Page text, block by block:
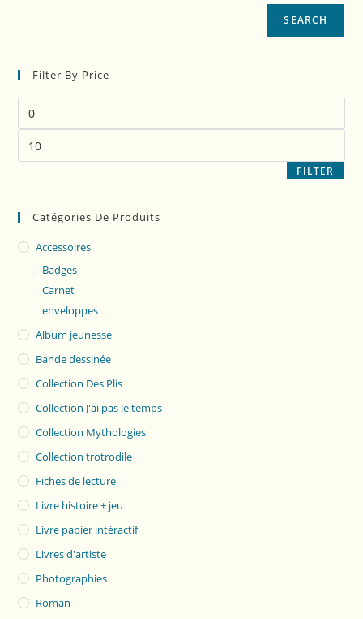
SEARCH
Filter By Price
FILTER
Catégories De Produits
Accessoires
Badges
Carnet
enveloppes
Album jeunesse
Bande dessinée
Collection Des Plis
Collection J'ai pas le temps
Collection Mythologies
Collection trotrodile
Fiches de lecture
Livre histoire + jeu
Livre papier intéractif
Livres d'artiste
Photographies
Roman